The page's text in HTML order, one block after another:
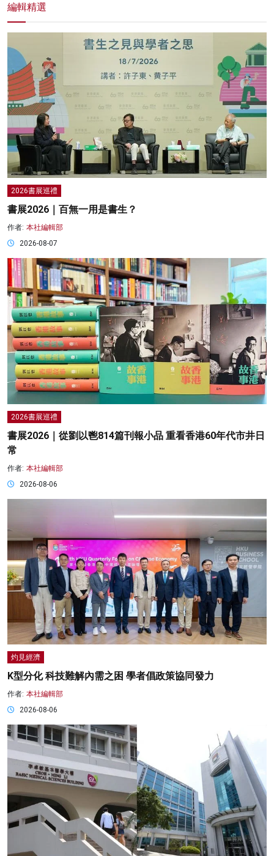
編輯精選
2026書展巡禮
書展2026｜百無一用是書生？
作者: 本社編輯部
2026-08-07
2026書展巡禮
書展2026｜從劉以鬯814篇刊報小品 重看香港60年代市井日
常
作者: 本社編輯部
2026-08-06
灼見經濟
K型分化 科技難解內需之困 學者倡政策協同發力
作者: 本社編輯部
2026-08-06